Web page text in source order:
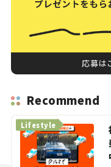
応募は
Recommend
Lifestyle